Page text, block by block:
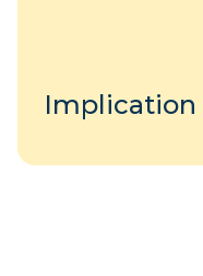
Implication